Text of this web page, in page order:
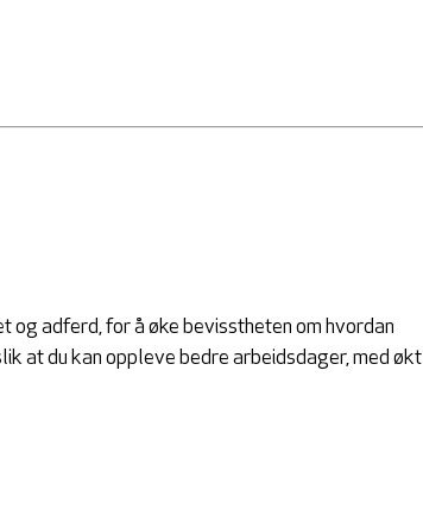
og adferd, for å øke bevisstheten om hvordan
at du kan oppleve bedre arbeidsdager, med økt